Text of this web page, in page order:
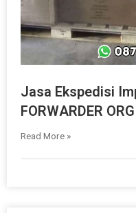
Jasa Ekspedisi
FORWARDER ORG
Read More »